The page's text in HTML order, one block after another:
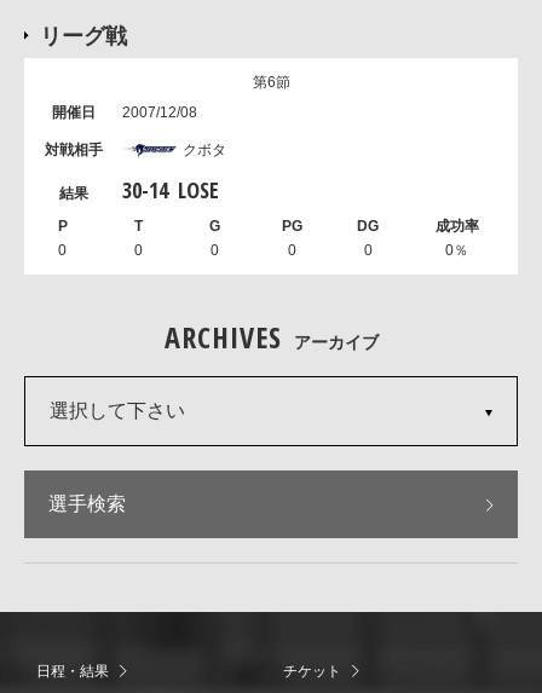
リーグ戦
第6節
2007/12/08
クボタ
30-14 LOSE
0 0 0 0 0 0％
ARCHIVES アーカイブ
選択して下さい
選手検索
日程・結果 チケット